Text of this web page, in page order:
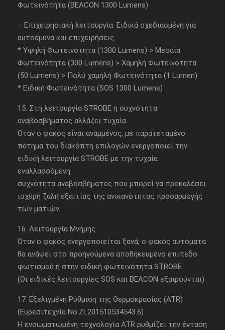
Φωτεινότητα (BEACON 1300 Lumens)
– Επιχειρησιακή λειτουργία. Ειδικά σχεδιασμένη για
αυτοάμυνα και επιχειρήσεις.
* Υψηλή Φωτεινότητα (1300 Lumens) > Μεσαία
Φωτεινότητα (300 Lumens) > Χαμηλή Φωτεινότητα
(50 Lumens) > Πολύ χαμηλή Φωτεινότητα (1 Lumen)
* Ειδική Φωτεινότητα (SOS 1300 Lumens)
15. Στη λειτουργία STROBE η συχνότητα
αναβοσβήματος αλλάζει τυχαία
Όταν ο φακός είναι αναμμένος, με παρατεταμένο
πάτημα του διακόπτη επιλογών ενεργοποιεί την
ειδική λειτουργία STROBE με την τυχαία
εναλλασσόμενη
συχνότητα αναβοσβήματος που μπορεί να προκαλέσει
ισχυρή ζάλη εξαιτίας της ανικανότητας προσαρμογής
των ματιών.
16. Λειτουργία Μνήμης
Όταν ο φακός ενεργοποιείται ξανά, ο φακός αυτόματα
θα ανάψει στο προηγούμενα αποθηκευμένο επίπεδο
φωτισμού ή στην ειδική φωτεινότητα STROBE
(Οι ειδικές λειτουργίες SOS και BEACON εξαιρούνται)
17. Εξελιγμένη Ρύθμιση της Θερμοκρασίας (ATR)
(Ευρεσιτεχνία Νο.ZL201510534543.6)
Η ενσωματωμένη τεχνολογία ATR ρυθμίζει την ένταση